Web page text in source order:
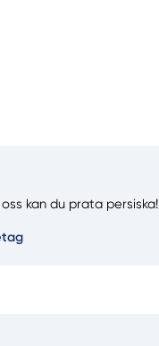
kan du prata persiska!